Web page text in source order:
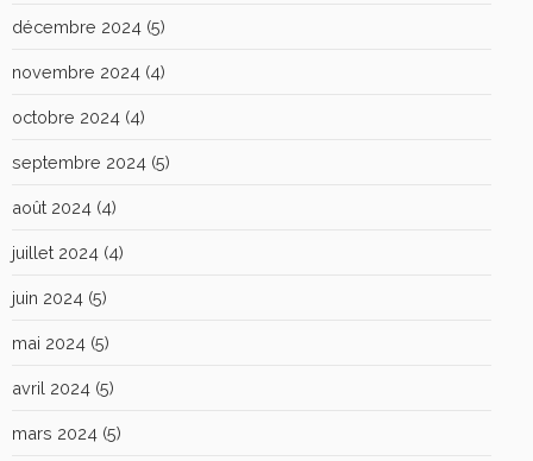
décembre 2024 (5)
novembre 2024 (4)
octobre 2024 (4)
septembre 2024 (5)
août 2024 (4)
juillet 2024 (4)
juin 2024 (5)
mai 2024 (5)
avril 2024 (5)
mars 2024 (5)